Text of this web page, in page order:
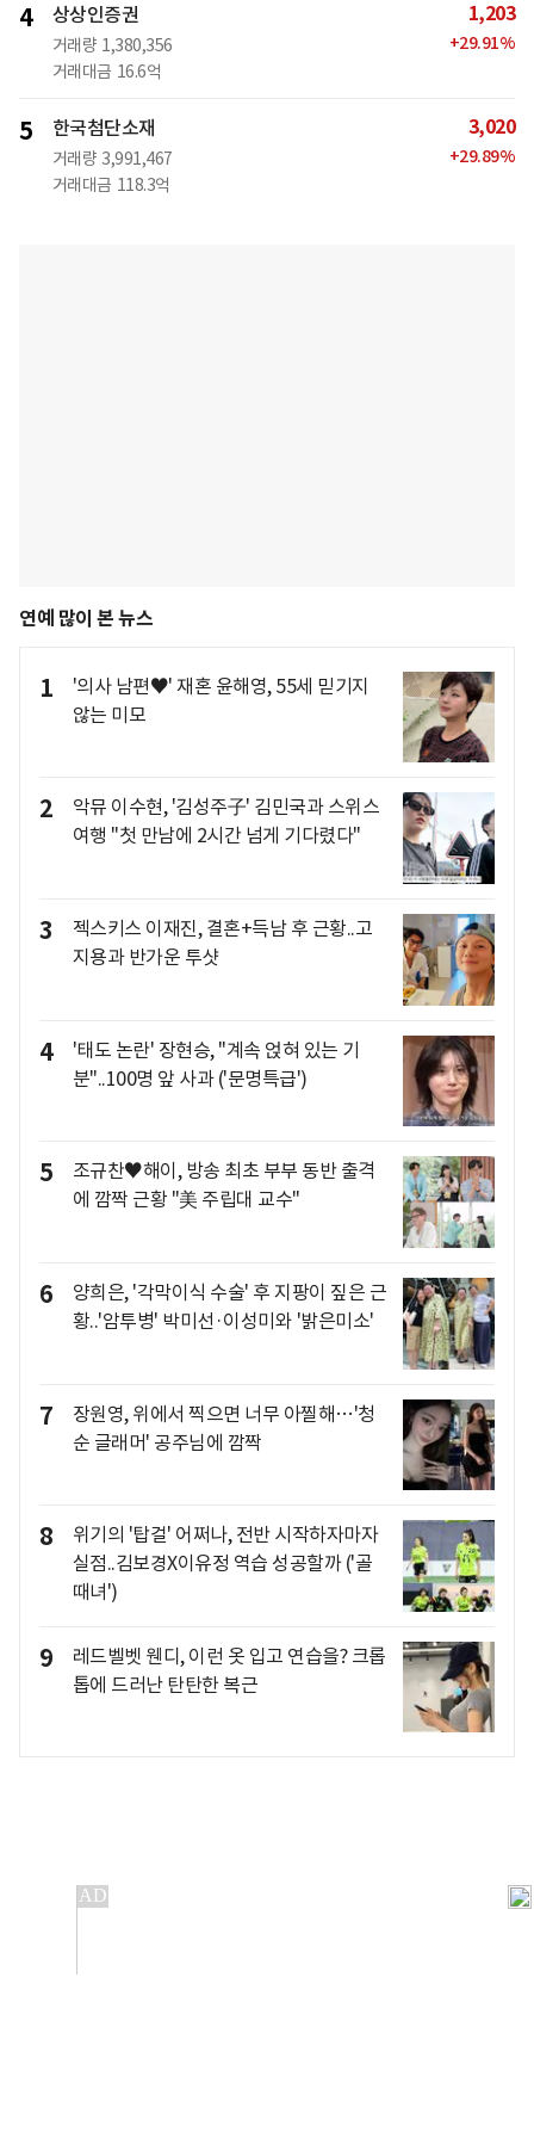
4 상상인증권
거래량 1,380,356
거래대금 16.6억
1,203
+29.91%
5 한국첨단소재
거래량 3,991,467
거래대금 118.3억
3,020
+29.89%
연예 많이 본 뉴스
1
'의사 남편♥' 재혼 윤해영, 55세 믿기지
않는 미모
2
악뮤 이수현, '김성주子' 김민국과 스위스
여행 "첫 만남에 2시간 넘게 기다렸다"
3
젝스키스 이재진, 결혼+득남 후 근황..고
지용과 반가운 투샷
4
'태도 논란' 장현승, "계속 얹혀 있는 기
분"..100명 앞 사과 ('문명특급')
5
조규찬♥해이, 방송 최초 부부 동반 출격
에 깜짝 근황 "美 주립대 교수"
6
양희은, '각막이식 수술' 후 지팡이 짚은 근
황..'암투병' 박미선·이성미와 '밝은미소'
7
장원영, 위에서 찍으면 너무 아찔해…'청
순 글래머' 공주님에 깜짝
8
위기의 '탑걸' 어쩌나, 전반 시작하자마자
실점..김보경X이유정 역습 성공할까 ('골
때녀')
9
레드벨벳 웬디, 이런 옷 입고 연습을? 크롭
톱에 드러난 탄탄한 복근